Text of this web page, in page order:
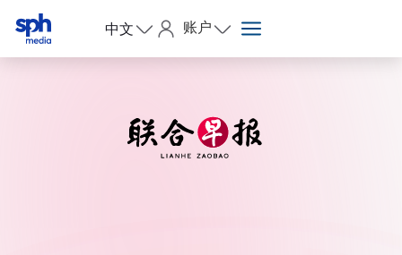
中文 账户